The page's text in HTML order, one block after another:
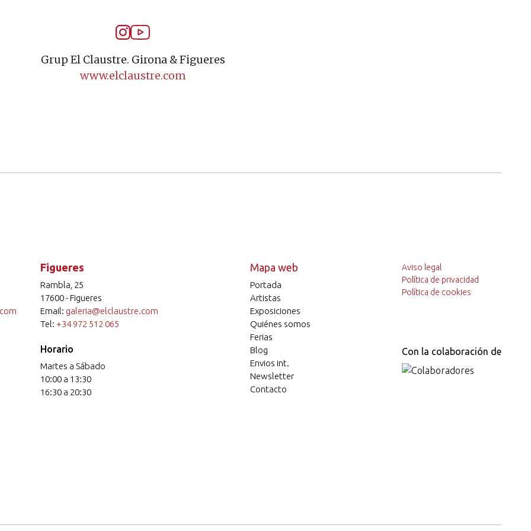
Grup El Claustre. Girona & Figueres
www.elclaustre.com
Figueres
Rambla, 25
17600 - Figueres
Email: galeria@elclaustre.com
Tel: +34 972 512 065
Horario
Martes a Sábado
10:00 a 13:30
16:30 a 20:30
Mapa web
Portada
Artistas
Exposiciones
Quiénes somos
Ferias
Blog
Envios int.
Newsletter
Contacto
Aviso legal
Política de privacidad
Política de cookies
Con la colaboración de